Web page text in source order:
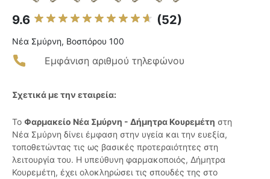
9.6 (52)
Νέα Σμύρνη, Βοσπόρου 100
Εμφάνιση αριθμού τηλεφώνου
Σχετικά με την εταιρεία:
Το Φαρμακείο Νέα Σμύρνη - Δήμητρα Κουρεμέτη στη
Νέα Σμύρνη δίνει έμφαση στην υγεία και την ευεξία,
τοποθετώντας τις ως βασικές προτεραιότητες στη
λειτουργία του. Η υπεύθυνη φαρμακοποιός, Δήμητρα
Κουρεμέτη, έχει ολοκληρώσει τις σπουδές της στο